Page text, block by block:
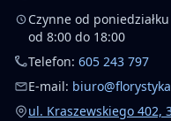
Czynne od
od 8:00 do 18:00
Telefon: 605 243 797
E-mail:
ul. Kraszewskiego 402,